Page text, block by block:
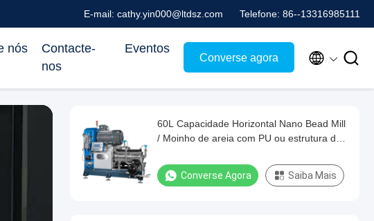
E-mail: cathy.yin000@ltdsz.com Telefone: 86--13316985111
nós
Contacte-
nos
Eventos
Converse agora  
60L Capacidade Horizontal Nano Bead Mill
/ Moinho de areia com PU ou estrutura de
Converse Agora Saiba Mais